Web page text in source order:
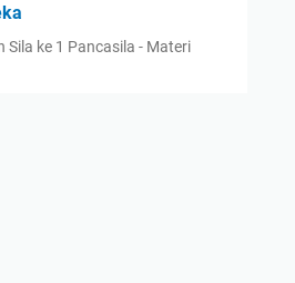
Sila ke 1 Pancasila - Materi